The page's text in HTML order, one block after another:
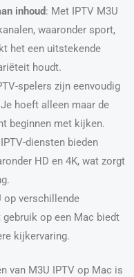
inhoud: Met IPTV M3U
waaronder sport,
het een uitstekende
houdt.
spelers zijn eenvoudig
hoeft alleen maar de
beginnen met kijken.
diensten bieden
HD en 4K, wat zorgt
op verschillende
gebruik op een Mac biedt
kijkervaring.
van M3U IPTV op Mac is